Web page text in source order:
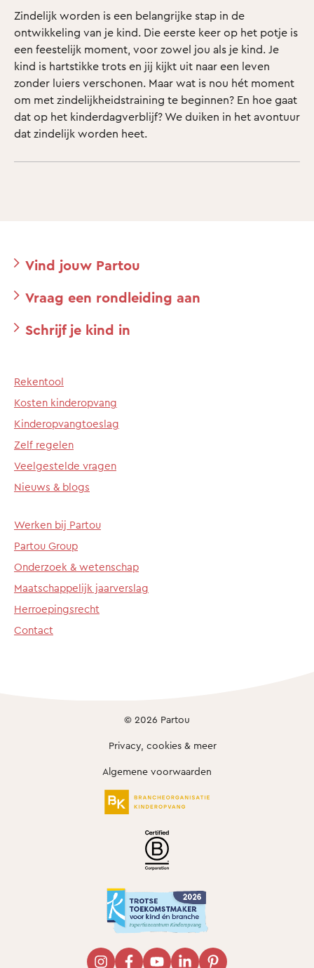
Zindelijk worden is een belangrijke stap in de
ontwikkeling van je kind. Die eerste keer op het potje is
een feestelijk moment, voor zowel jou als je kind. Je
kind is hartstikke trots en jij kijkt uit naar een leven
zonder luiers verschonen. Maar wat is nou hét moment
om met zindelijkheidstraining te beginnen? En hoe gaat
dat op het kinderdagverblijf? We duiken in het avontuur
dat zindelijk worden heet.
Vind jouw Partou
Vraag een rondleiding aan
Schrijf je kind in
Rekentool
Kosten kinderopvang
Kinderopvangtoeslag
Zelf regelen
Veelgestelde vragen
Nieuws & blogs
Werken bij Partou
Partou Group
Onderzoek & wetenschap
Maatschappelijk jaarverslag
Herroepingsrecht
Contact
© 2026 Partou
Privacy, cookies & meer
Algemene voorwaarden